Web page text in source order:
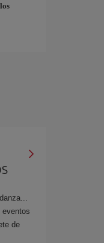
eventos
de